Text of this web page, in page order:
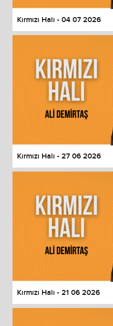
Kırmızı Halı - 04 07 2026
Kırmızı Halı - 27 06 2026
Kırmızı Halı - 21 06 2026